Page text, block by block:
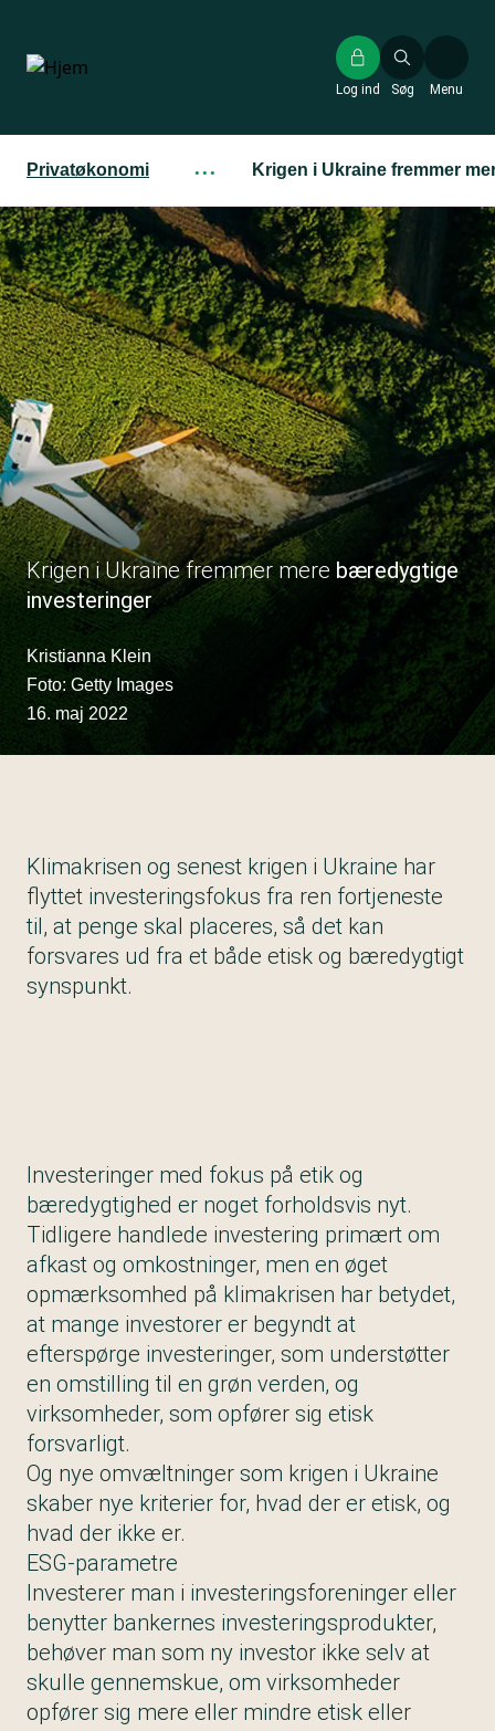
hovedindhold
Søg
Log ind Menu
Privatøkonomi ··· Krigen i Ukraine fremmer
Krigen i Ukraine fremmer mere bæredygtige
investeringer
Kristianna Klein
Foto: Getty Images
16. maj 2022
Klimakrisen og senest krigen i Ukraine har
flyttet investeringsfokus fra ren fortjeneste
til, at penge skal placeres, så det kan
forsvares ud fra et både etisk og bæredygtigt
synspunkt.
Investeringer med fokus på etik og
bæredygtighed er noget forholdsvis nyt.
Tidligere handlede investering primært om
afkast og omkostninger, men en øget
opmærksomhed på klimakrisen har betydet,
at mange investorer er begyndt at
efterspørge investeringer, som understøtter
en omstilling til en grøn verden, og
virksomheder, som opfører sig etisk
forsvarligt.
Og nye omvæltninger som krigen i Ukraine
skaber nye kriterier for, hvad der er etisk, og
hvad der ikke er.
ESG-parametre
Investerer man i investeringsforeninger eller
benytter bankernes investeringsprodukter,
behøver man som ny investor ikke selv at
skulle gennemskue, om virksomheder
opfører sig mere eller mindre etisk eller